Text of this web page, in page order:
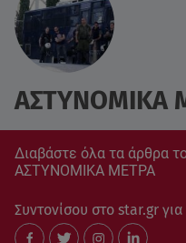
ΑΣΤΥΝΟΜΙΚΑ
Διαβάστε όλα τα άρθρα
ΑΣΤΥΝΟΜΙΚΑ ΜΕΤΡΑ
Συντονίσου στο star.gr